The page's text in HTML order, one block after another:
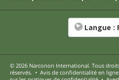
Langue :
© 2026 Narconon International. Tous
réservés. • Avis de confidentialité en ligne